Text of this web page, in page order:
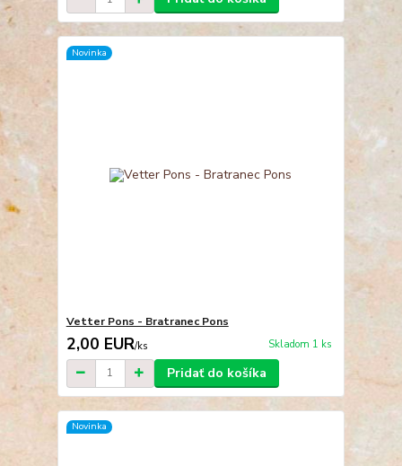
Novinka
Vetter Pons - Bratranec Pons
2,00 EUR/ks Skladom 1 ks
Pridať do košíka
Novinka